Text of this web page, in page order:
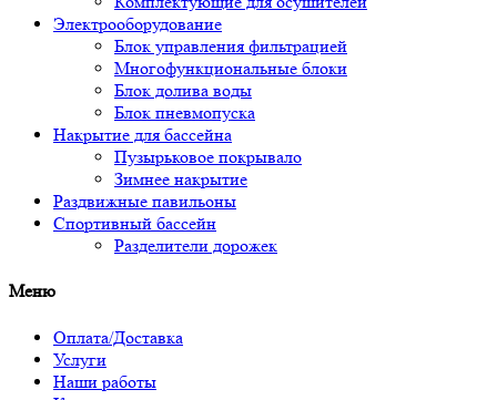
Электрооборудование
Блок управления фильтрацией
Многофункциональные блоки
Блок долива воды
Блок пневмопуска
Накрытие для бассейна
Пузырьковое покрывало
Зимнее накрытие
Раздвижные павильоны
Спортивный бассейн
Разделители дорожек
Меню
Оплата/Доставка
Услуги
Наши работы